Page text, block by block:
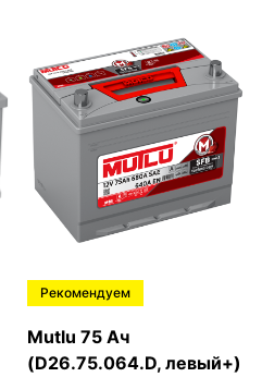
Рекомендуем
Mutlu 75 Ач
(D26.75.064.D, левый+)